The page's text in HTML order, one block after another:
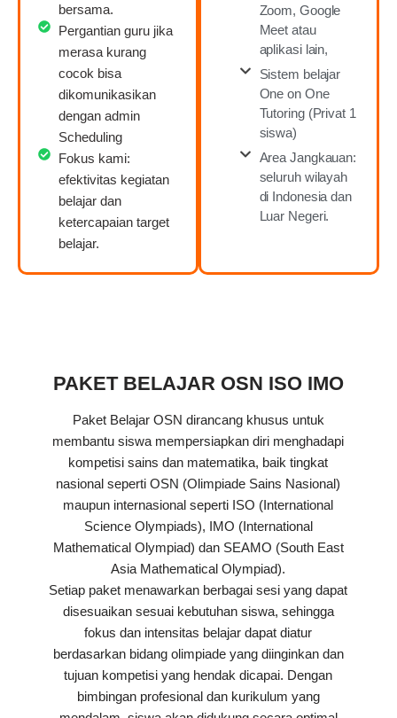
bersama.
Pergantian guru jika
merasa kurang
cocok bisa
dikomunikasikan
dengan admin
Scheduling
Fokus kami:
efektivitas kegiatan
belajar dan
ketercapaian target
belajar.
Zoom, Google
Meet atau
aplikasi lain,
Sistem belajar
One on One
Tutoring (Privat 1
siswa)
Area Jangkauan:
seluruh wilayah
di Indonesia dan
Luar Negeri.
PAKET BELAJAR OSN ISO IMO
Paket Belajar OSN dirancang khusus untuk
membantu siswa mempersiapkan diri menghadapi
kompetisi sains dan matematika, baik tingkat
nasional seperti OSN (Olimpiade Sains Nasional)
maupun internasional seperti ISO (International
Science Olympiads), IMO (International
Mathematical Olympiad) dan SEAMO (South East
Asia Mathematical Olympiad).
Setiap paket menawarkan berbagai sesi yang dapat
disesuaikan sesuai kebutuhan siswa, sehingga
fokus dan intensitas belajar dapat diatur
berdasarkan bidang olimpiade yang diinginkan dan
tujuan kompetisi yang hendak dicapai. Dengan
bimbingan profesional dan kurikulum yang